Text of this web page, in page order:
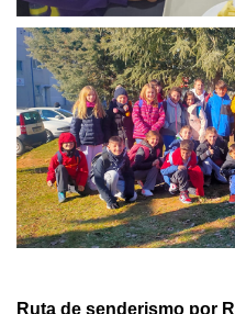
Ruta de senderismo por